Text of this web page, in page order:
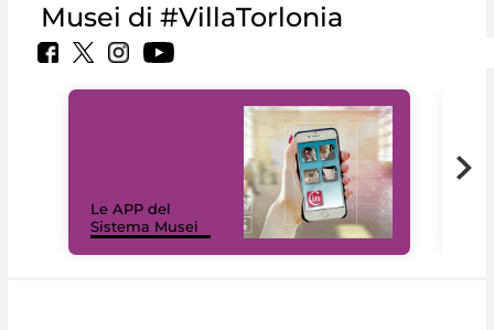
Musei di #VillaTorlonia
Le APP del
Sistema Musei